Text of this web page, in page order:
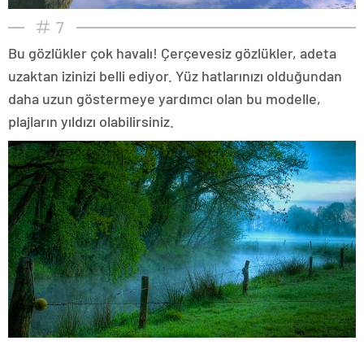
7
Bu gözlükler çok havalı! Çerçevesiz gözlükler, adeta
uzaktan izinizi belli ediyor. Yüz hatlarınızı olduğundan
daha uzun göstermeye yardımcı olan bu modelle,
plajların yıldızı olabilirsiniz.